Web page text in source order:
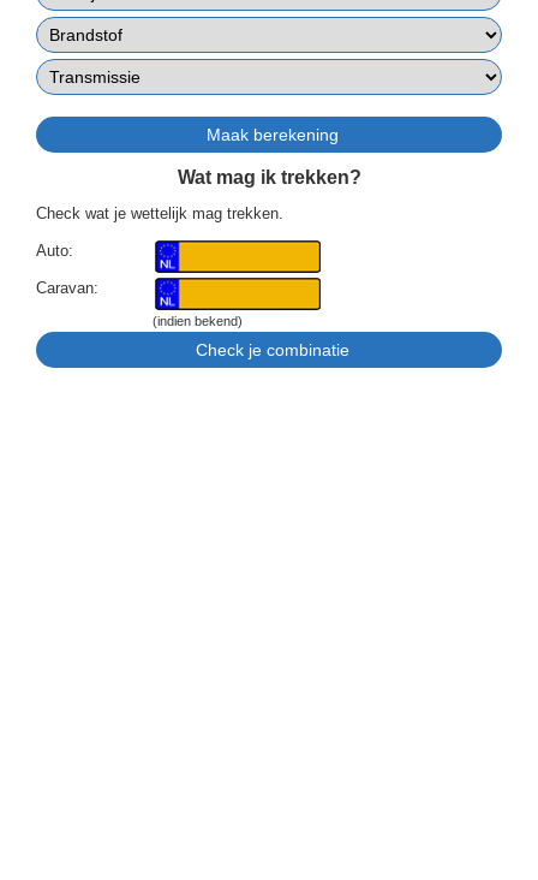
Wat mag ik trekken?
Check wat je wettelijk mag trekken.
Auto:
Caravan:
(indien bekend)